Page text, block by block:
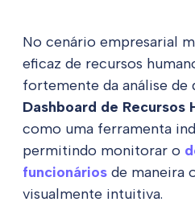
No cenário empresarial
eficaz de recursos
fortemente da análise de
Dashboard de Recursos
como uma ferramenta
permitindo monitorar o
funcionários de maneira
visualmente intuitiva.